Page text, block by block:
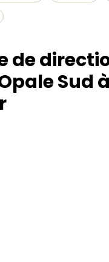
de
Sud